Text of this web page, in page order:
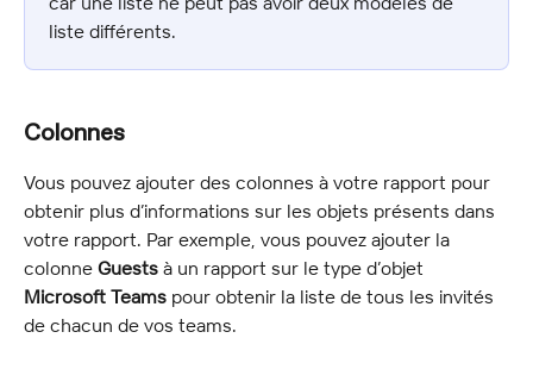
liste différents.
Colonnes
Vous pouvez ajouter des colonnes à votre rapport pour
obtenir plus d’informations sur les objets présents dans
votre rapport. Par exemple, vous pouvez ajouter la
colonne Guests à un rapport sur le type d’objet
Microsoft Teams pour obtenir la liste de tous les invités
de chacun de vos teams.